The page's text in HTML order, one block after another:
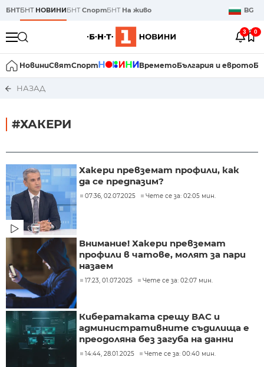
БНТБНТ НОВИНИБНТСпортБНТ На живо BG
3 0
НовиниСвятСпорт ВреметоБългария и еврото
НАЗАД
#ХАКЕРИ
Хакери превземат профили, как
да се предпазим?
07:36, 02.07.2025 Чете се за: 02:05 мин.
Внимание! Хакери превземат
профили в чатове, молят за пари
назаем
17:23, 01.07.2025 Чете се за: 02:07 мин.
Кибератаката срещу ВАС и
административните съдилища е
преодоляна без загуба на данни
14:44, 28.01.2025 Чете се за: 00:40 мин.